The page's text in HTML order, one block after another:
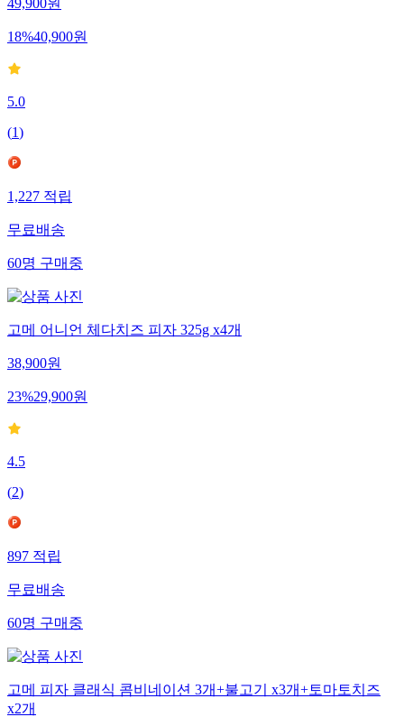
49,900원
18%40,900원
5.0
(1)
1,227적립
무료배송
60명구매중
고메 어니언 체다치즈 피자 325g x4개
38,900원
23%29,900원
4.5
(2)
897적립
무료배송
60명구매중
고메 피자 클래식 콤비네이션 3개+불고기 x3개+토마토치즈
x2개